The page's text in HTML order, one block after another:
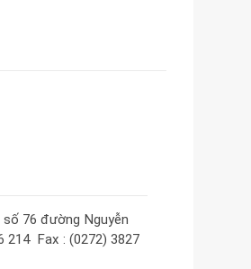
76 đường Nguyễn
Fax : (0272) 3827